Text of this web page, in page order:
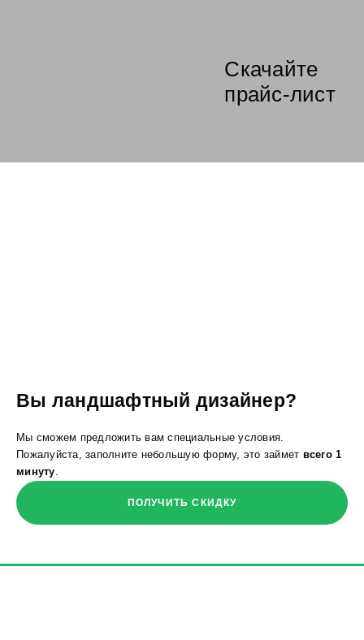
Скачайте
прайс-лист
Вы ландшафтный дизайнер?
Мы сможем предложить вам специальные условия.
Пожалуйста, заполните небольшую форму, это займет всего 1
минуту
ПОЛУЧИТЬ СКИДКУ